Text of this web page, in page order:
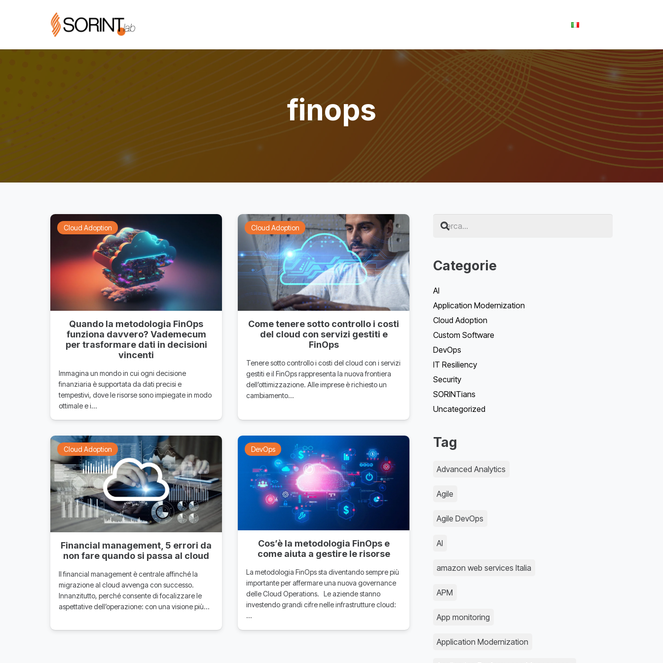
finops
Cloud Adoption
Quando la metodologia FinOps
funziona davvero? Vademecum
per trasformare dati in decisioni
vincenti
Immagina un mondo in cui ogni decisione
finanziaria è supportata da dati precisi e
tempestivi, dove le risorse sono impiegate in modo
ottimale e i…
Cloud Adoption
Come tenere sotto controllo i costi
del cloud con servizi gestiti e
FinOps
Tenere sotto controllo i costi del cloud con i servizi
gestiti e il FinOps rappresenta la nuova frontiera
dell’ottimizzazione. Alle imprese è richiesto un
cambiamento…
Cloud Adoption
Financial management, 5 errori da
non fare quando si passa al cloud
Il financial management è centrale affinché la
migrazione al cloud avvenga con successo.
Innanzitutto, perché consente di focalizzare le
aspettative dell’operazione: con una visione più…
DevOps
Cos’è la metodologia FinOps e
come aiuta a gestire le risorse
La metodologia FinOps sta diventando sempre più
importante per affermare una nuova governance
delle Cloud Operations. Le aziende stanno
investendo grandi cifre nelle infrastrutture cloud:
…
Categorie
AI
Application Modernization
Cloud Adoption
Custom Software
DevOps
IT Resiliency
Security
SORINTians
Uncategorized
Tag
Advanced Analytics
Agile
Agile DevOps
AI
amazon web services Italia
APM
App monitoring
Application Modernization